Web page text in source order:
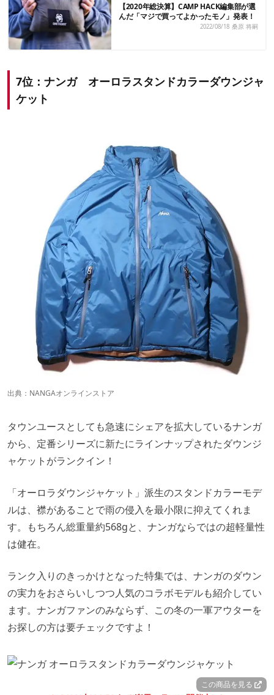
【2020年総決算】CAMP HACK編集部が選
んだ「マジで買ってよかったモノ」発表！
2022/08/18 桑原 将嗣
7位：ナンガ オーロラスタンドカラーダウンジャ
ケット
出典： NANGAオンラインストア
タウンユースとしても急速にシェアを拡大しているナンガ
から、定番シリーズに新たにラインナップされたダウンジ
ャケットがランクイン！
「オーロラダウンジャケット」派生のスタンドカラーモデ
ルは、襟があることで雨の侵入を最小限に抑えてくれま
す。もちろん総重量約568gと、ナンガならではの超軽量性
は健在。
ランク入りのきっかけとなった特集では、ナンガのダウン
の実力をおさらいしつつ人気のコラボモデルも紹介してい
ます。ナンガファンのみならず、この冬の一軍アウターを
お探しの方は要チェックですよ！
この商品を見る